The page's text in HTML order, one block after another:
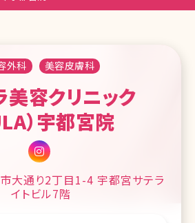
外科 美容皮膚科
美容クリニック
）宇都宮院
大通り2丁目1-4 宇都宮サテラ
イトビル7階